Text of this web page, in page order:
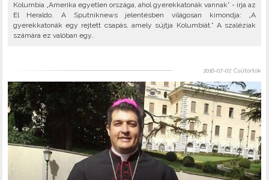
Kolumbia „Amerika egyetlen országa, ahol gyerekkatonák vannak” - írja az
El Heraldo. A Sputniknews jelentésben világosan kimondja: „A
gyerekkatonák egy rejtett csapás, amely sújtja Kolumbiát.” A szaléziak
számára ez valóban egy..
2016-07-07, Csütörtök